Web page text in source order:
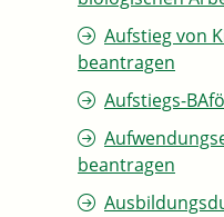
Aufstieg von
beantragen
Aufstiegs-
beantragen